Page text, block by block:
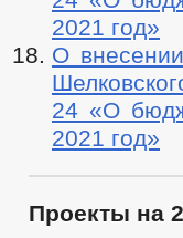
2021 год»
О
24 «О
2021 год»
Проекты на